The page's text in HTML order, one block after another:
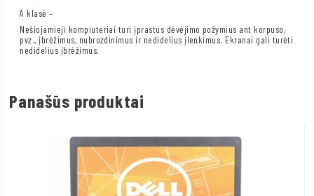
A klasė –
Nešiojamieji kompiuteriai turi įprastus dėvėjimo požymius ant korpuso,
pvz., įbrėžimus, nubrozdinimus ir nedidelius įlenkimus. Ekranai gali turėti
nedidelius įbrėžimus.
Panašūs produktai